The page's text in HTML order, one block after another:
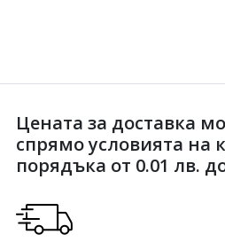
Цената за доставка
спрямо условията на
порядъка от 0.01 лв.